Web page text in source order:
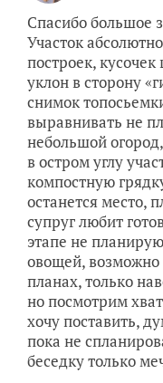
Спасибо большое
Участок
построек,
уклон в сторону
снимок
выравнивать не
небольшой
в остром углу
компостную
останется место,
супруг любит
этапе не
овощей,
планах, только
но посмотрим
хочу поставить,
пока не
беседку только